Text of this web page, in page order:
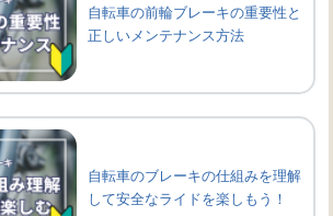
自転車の前輪ブレーキの重要性と
正しいメンテナンス方法
自転車のブレーキの仕組みを理解
して安全なライドを楽しもう！